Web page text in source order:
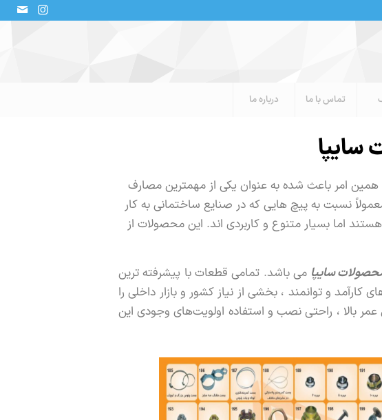
تماس با ما درباره ما
سایپا
امر باعث شده به عنوان یکی از مهمترین مصارف
نسبت به پیچ هایی که در صنایع ساختمانی به کار
اما بسیار متنوع و کاربردی اند. این محصولات از
سایپا می باشد. تمامی قطعات با پیشرفته ترین
کارآمد و توانمند ، بخشی از نیاز کشور و بازار داخلی را
بالا ، راحتی نصب و استفاده اولویت‏‌های وجودی این